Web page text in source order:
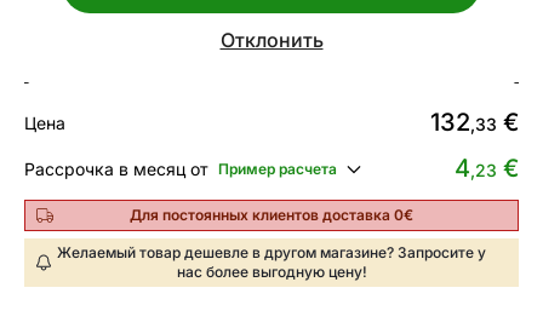
Отклонить
Код 494132
Срок доставки между 13.08 - 20.08
Цена 132,33 €
Рассрочка в месяц от Пример расчета 4,23 €
Для постоянных клиентов доставка 0€
Желаемый товар дешевле в другом магазине? Запросите у
нас более выгодную цену!